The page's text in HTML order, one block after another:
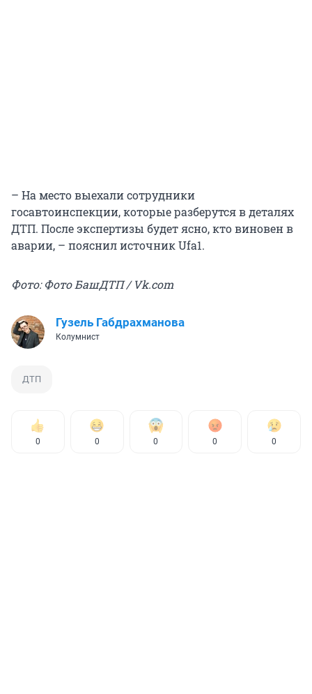
– На место выехали сотрудники
госавтоинспекции, которые разберутся в деталях
ДТП. После экспертизы будет ясно, кто виновен в
аварии, – пояснил источник Ufa1.
Фото: Фото БашДТП / Vk.com
Гузель Габдрахманова
Колумнист
ДТП
0 0 0 0 0